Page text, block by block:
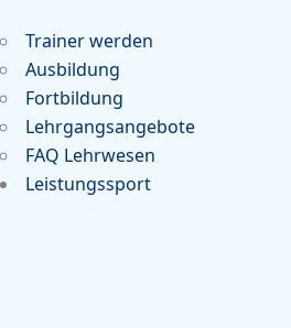
Trainer werden
Ausbildung
Fortbildung
Lehrgangsangebote
FAQ Lehrwesen
Leistungssport